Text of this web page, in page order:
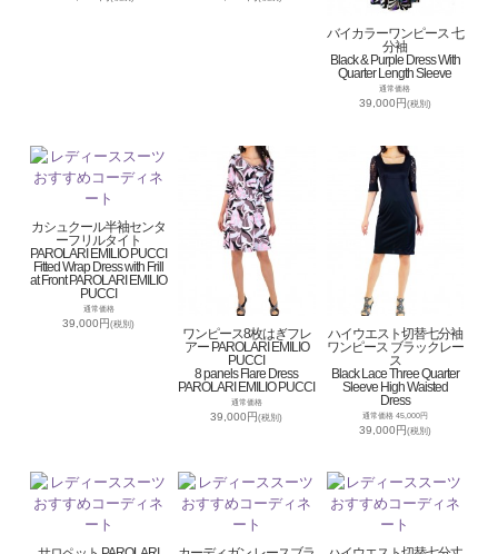
バイカラーワンピース 七
分袖
Black & Purple Dress With
Quarter Length Sleeve
通常価格
39,000円(税別)
カシュクール半袖センタ
ーフリルタイト
PAROLARI EMILIO PUCCI
Fitted Wrap Dress with Frill
at Front PAROLARI EMILIO
PUCCI
通常価格
39,000円(税別)
ワンピース8枚はぎフレ
アー PAROLARI EMILIO
PUCCI
8 panels Flare Dress
PAROLARI EMILIO PUCCI
通常価格
39,000円(税別)
ハイウエスト切替七分袖
ワンピース ブラックレー
ス
Black Lace Three Quarter
Sleeve High Waisted
Dress
通常価格 45,000円
39,000円(税別)